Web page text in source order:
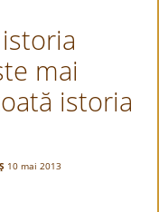
suflet”
–
Florina
Sanda
Cojocaru
mai
istoria
10 mai 2013